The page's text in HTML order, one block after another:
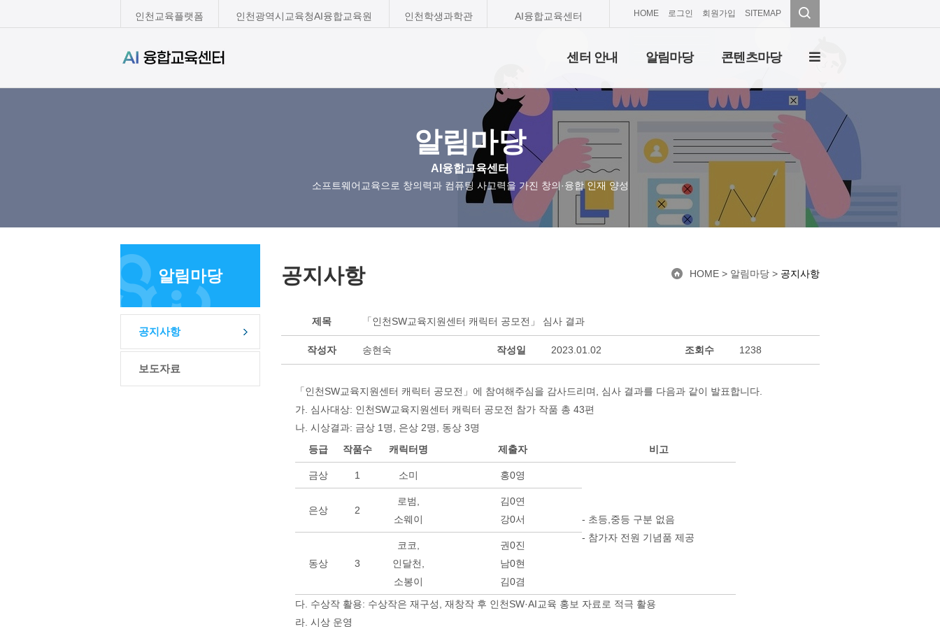
인천교육플랫폼 인천광역시교육청AI융합교육원 인천학생과학관 AI융합교육센터 HOME 로그인 회원가입 SITEMAP
센터 안내 알림마당 콘텐츠마당
알림마당
AI융합교육센터
소프트웨어교육으로 창의력과 컴퓨팅 사고력을 가진 창의·융합 인재 양성
알림마당
공지사항
보도자료
공지사항 HOME > 알림마당 > 공지사항
제목 「인천SW교육지원센터 캐릭터 공모전」 심사 결과
작성자 송현숙 작성일 2023.01.02 조회수 1238
「인천SW교육지원센터 캐릭터 공모전」에 참여해주심을 감사드리며, 심사 결과를 다음과 같이 발표합니다.
가. 심사대상: 인천SW교육지원센터 캐릭터 공모전 참가 작품 총 43편
나. 시상결과: 금상 1명, 은상 2명, 동상 3명
등급
작품수 캐릭터명 제출자 비고
금상 1 소미 홍0영
- 초등,중등 구분 없음
- 참가자 전원 기념품 제공
은상 2
로범,
소웨이
김0연
강0서
동상 3
코코,
인달천,
소봉이
권0진
남0현
김0겸
다. 수상작 활용: 수상작은 재구성, 재창작 후 인천SW·AI교육 홍보 자료로 적극 활용
라. 시상 운영